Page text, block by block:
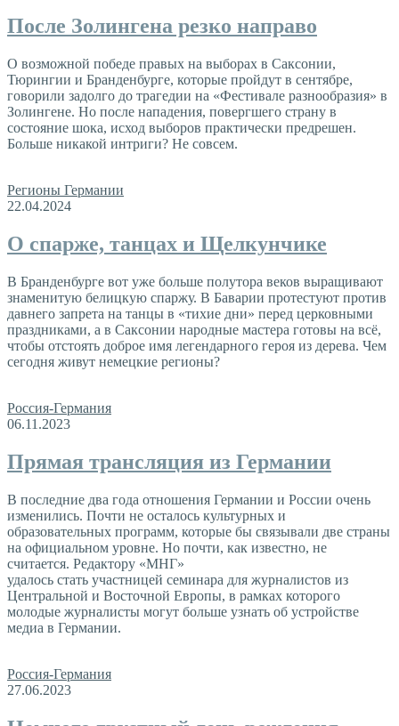
После Золингена резко направо
О возможной победе правых на выборах в Саксонии,
Тюрингии и Бранденбурге, которые пройдут в сентябре,
говорили задолго до трагедии на «Фестивале разнообразия» в
Золингене. Но после нападения, повергшего страну в
состояние шока, исход выборов практически предрешен.
Больше никакой интриги? Не совсем.
Регионы Германии
22.04.2024
О спарже, танцах и Щелкунчике
В Бранденбурге вот уже больше полутора веков выращивают
знаменитую белицкую спаржу. В Баварии протестуют против
давнего запрета на танцы в «тихие дни» перед церковными
праздниками, а в Саксонии народные мастера готовы на всё,
чтобы отстоять доброе имя легендарного героя из дерева. Чем
сегодня живут немецкие регионы?
Россия-Германия
06.11.2023
Прямая трансляция из Германии
В последние два года отношения Германии и России очень
изменились. Почти не осталось культурных и
образовательных программ, которые бы связывали две страны
на официальном уровне. Но почти, как известно, не
считается. Редактору «МНГ»
удалось стать участницей семинара для журналистов из
Центральной и Восточной Европы, в рамках которого
молодые журналисты могут больше узнать об устройстве
медиа в Германии.
Россия-Германия
27.06.2023